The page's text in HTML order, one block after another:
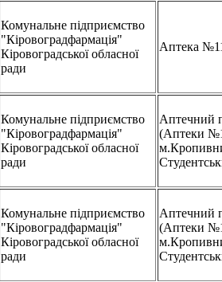
Комунальне підприємство
"Кіровоградфармація"
Кіровоградської обласної
ради
Аптека
Комунальне підприємство
"Кіровоградфармація"
Кіровоградської обласної
ради
Аптечний
(Аптеки
Комунальне підприємство
"Кіровоградфармація"
Кіровоградської обласної
ради
Аптечний
(Аптеки